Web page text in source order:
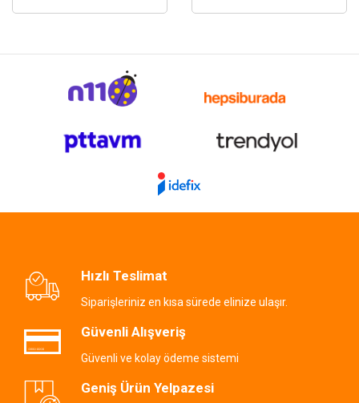
Hızlı Teslimat
Siparişleriniz en kısa sürede elinize ulaşır.
Güvenli Alışveriş
Güvenli ve kolay ödeme sistemi
Geniş Ürün Yelpazesi